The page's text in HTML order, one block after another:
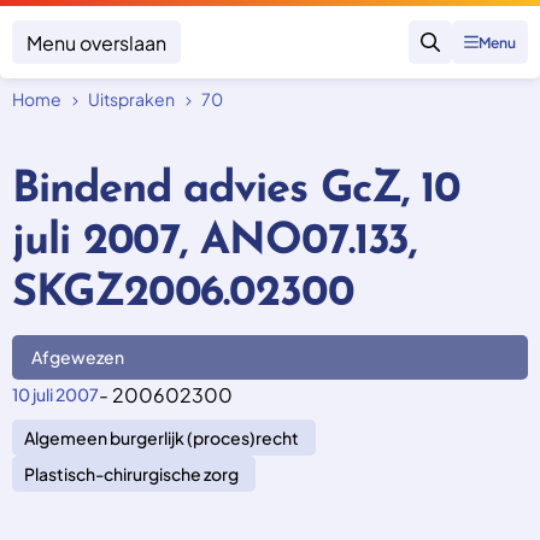
Menu overslaan
Zoeken
Menu
Onderwerpen
Zorgverzekering afsluiten
Zorgverzekering betalen
Vergoeding van zorg
Zorg in het buitenland
Geen zorgverzekering
Focus en impact
Uitspraken
Over SKGZ
Nieuws
Casussen
Home Uitspraken 70
Bindend advies GcZ, 10
juli 2007, ANO07.133,
SKGZ2006.02300
Afgewezen
10 juli 2007- 200602300
Algemeen burgerlijk (proces)recht
Plastisch-chirurgische zorg